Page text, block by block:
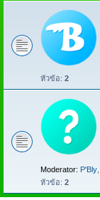
หัวข้อ: 2
Moderator: P'Bly
หัวข้อ: 2